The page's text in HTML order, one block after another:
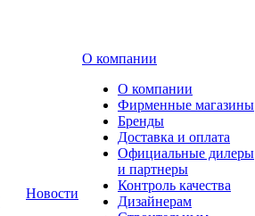
Новости
О компании
О компании
Фирменные магазины
Бренды
Доставка и оплата
Официальные дилеры
и партнеры
Контроль качества
Дизайнерам